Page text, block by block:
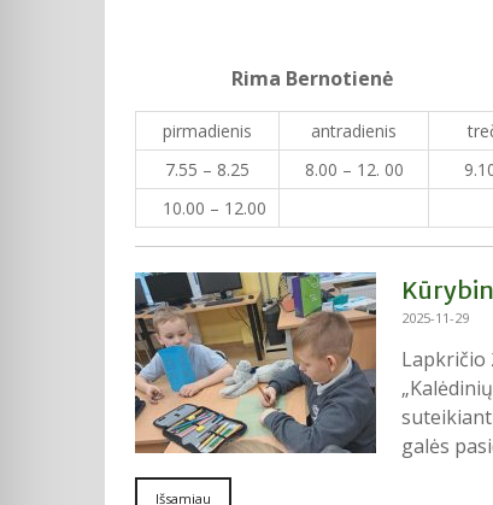
Rima Bernotienė
pirmadienis antradienis
7.55 – 8.25
8.00 – 12. 00
10.00 – 12.00
2025-11-29
Lapkričio
galės
Išsamiau